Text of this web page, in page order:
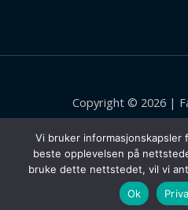
Copyright © 2026 |
Facebook
Powered by
Vi bruker informasjonskapsler
beste opplevelsen på
bruke dette nettstedet, vil vi
Ok